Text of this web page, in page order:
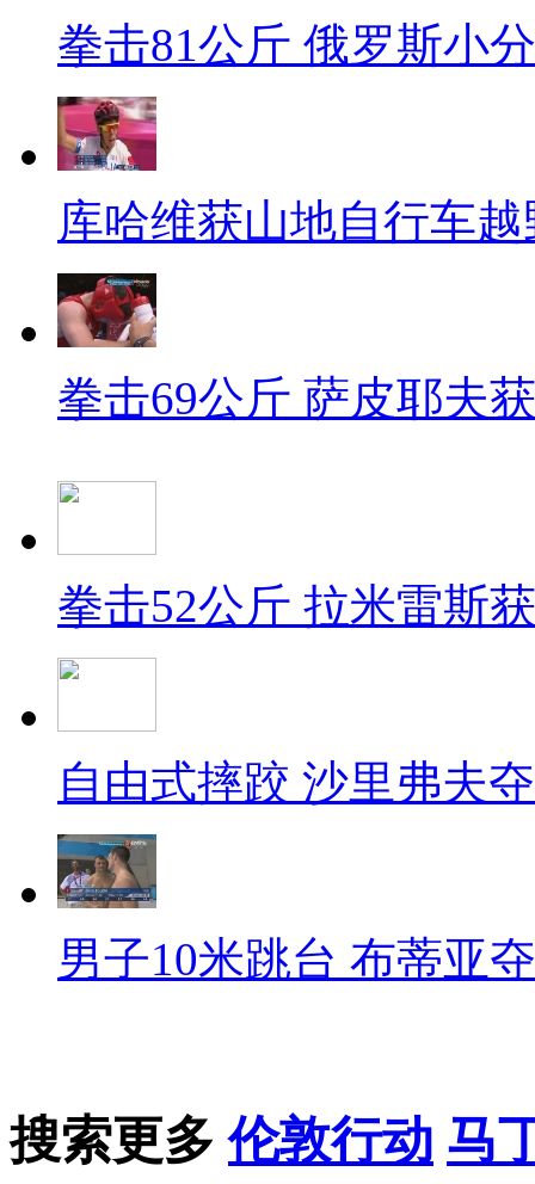
拳击81公斤 俄罗斯小
库哈维获山地自行车
拳击69公斤 萨皮耶夫
拳击52公斤 拉米雷斯
自由式摔跤 沙里弗夫
男子10米跳台 布蒂亚
搜索更多伦敦行动 马